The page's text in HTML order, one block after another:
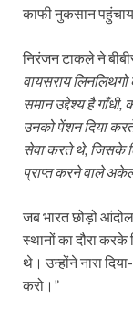
काफी नुकसान
निरंजन टाकले ने
वायसराय
समान उद्देश्य है
उनको पेंशन दिया
सेवा करते थे, जिसके
प्राप्त करने वाले
जब भारत छोड़ो
स्थानों का दौरा
थे। उन्होंने नारा
करो।”